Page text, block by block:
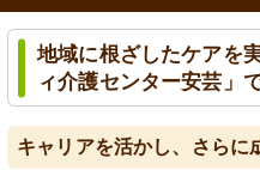
地域に根ざしたケアを
ィ介護センター安芸」
キャリアを活かし、さらに